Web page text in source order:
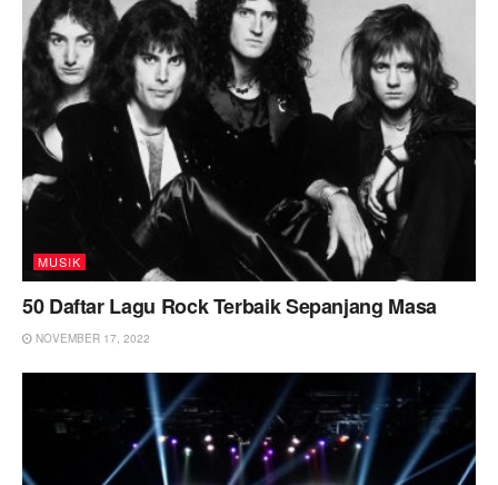
MUSIK
50 Daftar Lagu Rock Terbaik Sepanjang Masa
NOVEMBER 17, 2022